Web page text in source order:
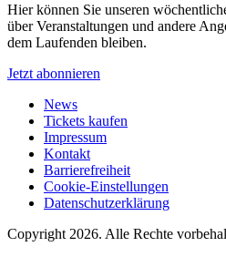
Hier können Sie unseren
über Veranstaltungen und andere
dem Laufenden bleiben.
Jetzt abonnieren
News
Tickets kaufen
Impressum
Kontakt
Barrierefreiheit
Cookie-Einstellungen
Datenschutzerklärung
Copyright 2026. Alle Rechte